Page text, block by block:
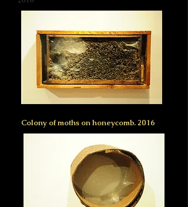
Colony of moths on honeycomb. 2016